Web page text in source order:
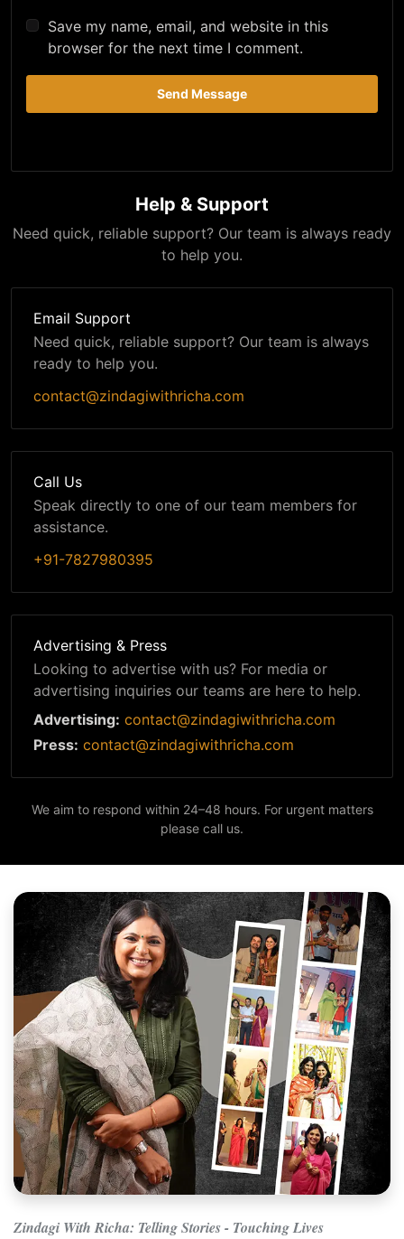
Save my name, email, and website in this
browser for the next time I comment.
Send Message
Help & Support
Need quick, reliable support? Our team is always ready
to help you.
Email Support
Need quick, reliable support? Our team is always
ready to help you.
contact@zindagiwithricha.com
Call Us
Speak directly to one of our team members for
assistance.
+91-7827980395
Advertising & Press
Looking to advertise with us? For media or
advertising inquiries our teams are here to help.
Advertising: contact@zindagiwithricha.com
Press: contact@zindagiwithricha.com
We aim to respond within 24–48 hours. For urgent matters
please call us.
Zindagi With Richa: Telling Stories - Touching Lives